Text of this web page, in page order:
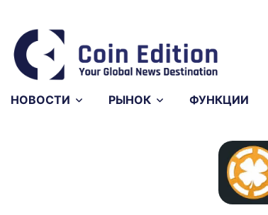
Bitcoin $64,282.04
BTC
НОВОСТИ РЫНОК ФУНКЦИИ